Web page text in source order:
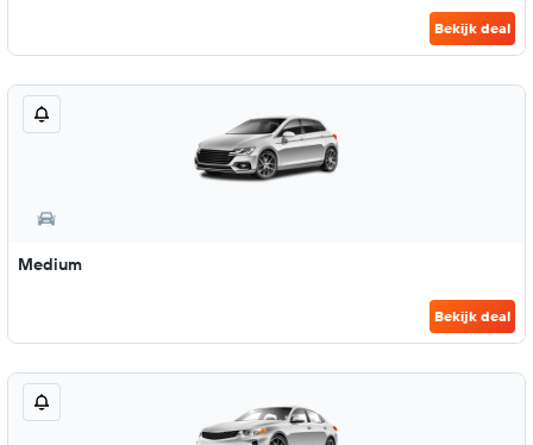
Bekijk deal
Medium
Bekijk deal